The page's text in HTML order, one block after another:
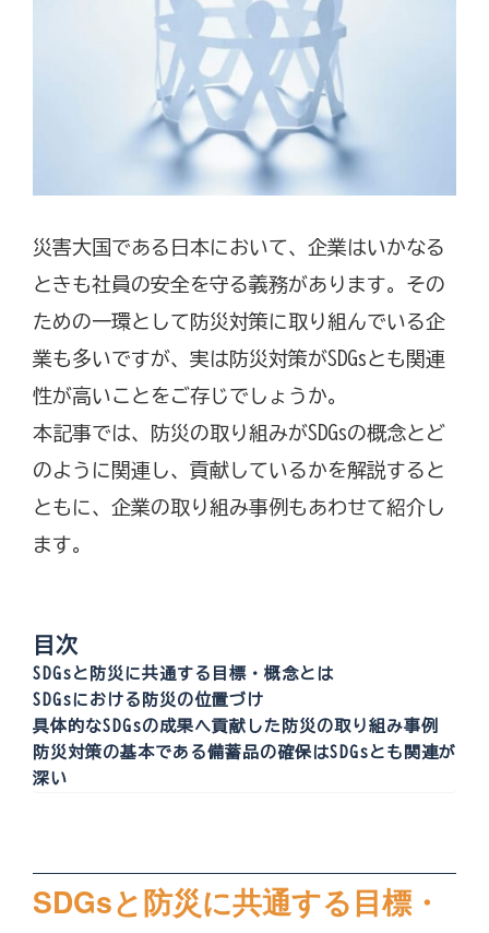
災害大国である日本において、企業はいかなる
ときも社員の安全を守る義務があります。その
ための一環として防災対策に取り組んでいる企
業も多いですが、実は防災対策がSDGsとも関連
性が高いことをご存じでしょうか。
本記事では、防災の取り組みがSDGsの概念とど
のように関連し、貢献しているかを解説すると
ともに、企業の取り組み事例もあわせて紹介し
ます。
目次
SDGsと防災に共通する目標・概念とは
SDGsにおける防災の位置づけ
具体的なSDGsの成果へ貢献した防災の取り組み事例
防災対策の基本である備蓄品の確保はSDGsとも関連が
深い
SDGsと防災に共通する目標・